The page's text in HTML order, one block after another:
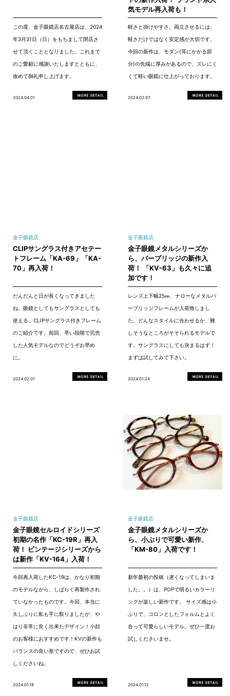
この度、金子眼鏡店名古屋店は、2024
年3月31日（日）をもちまして閉店さ
せて頂くこととなりました。これまで
のご愛顧に感謝いたしますとともに、
改めて御礼申し上げます。
2024.04.01
気モデル再入荷も！
軽さと掛けやすさ。両立させるには、
軽さだけではなく安定感が大切です。
今回の新作は、モダン(耳にかかる部
分)の先端に厚みがあるので、ズレにく
くて軽い眼鏡に仕上がっております。
2024.02.07
金子眼鏡店
CLIPサングラス付きアセテー
トフレーム「KA-69」「KA-
70」再入荷！
だんだんと日が長くなってきました
ね。眼鏡としてもサングラスとしても
使える、CLIPサングラス付きフレーム
のご紹介です。前回、早い段階で完売
した人気モデルなのでどうぞお早め
に。
2024.02.01
金子眼鏡店
金子眼鏡メタルシリーズか
ら、バーブリッジの新作入
荷！ 「KV-63」も久々に追
加です！
レンズ上下幅25㎜、ナローなメタルバ
ーブリッジフレームが入荷致しまし
た。どんなスタイルに合わせるか、難
しそうなところがそそられるモデルで
す。サングラスにしても決まるはず！
まずは試してみて下さい。
2024.01.24
金子眼鏡店
金子眼鏡セルロイドシリーズ
初期の名作「KC-19R」再入
荷！ ビンテージシリーズから
は新作「KV-164」入荷！
今回再入荷したKC-19は、かなり初期
のモデルながら、しばらく再製作され
ていなかったものです。今回、本当に
久しぶりに私も手に取りましたが、や
はり非常に良く出来たデザイン！小顔
のお客様におすすめです！KVの新作も
バランスの良い形ですので、ぜひお試
しくださいね。
2024.01.18
金子眼鏡店
金子眼鏡メタルシリーズか
ら、小ぶりで可愛い新作、
「KM-80」入荷です！
新年最初の投稿（遅くなってしまいま
した。。）は、POPで明るいカラーリ
ングが楽しい新作です。 サイズ感は小
ぶりで、コロンとしたフォルムとよく
合って可愛らしいモデル。ぜひ一度お
試しくださいませ。
2024.01.12